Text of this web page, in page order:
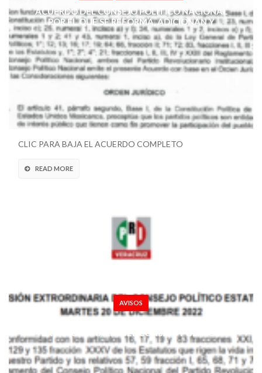
ACUERDO DEL CONSEJO POLÍTICO NACIONAL
POR EL QUE SE REFORMA, ADICIONAN Y
DEROGAN DIVERSOS ESTATUTARIAS Y
REGLAMENTARIAS …
CLIC PARA BAJA EL ACUERDO COMPLETO
READ MORE
AVISOS
EXTRAORDINARIA DEL CONSEJO POLÍTICO
ESTATAL 20 DE DICIEMBRE 2022